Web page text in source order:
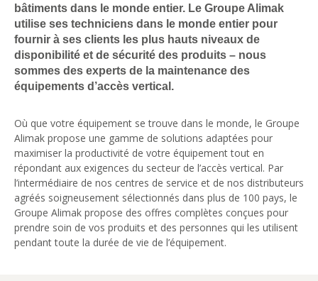
bâtiments dans le monde entier. Le Groupe Alimak
utilise ses techniciens dans le monde entier pour
fournir à ses clients les plus hauts niveaux de
disponibilité et de sécurité des produits – nous
sommes des experts de la maintenance des
équipements d’accès vertical.
Où que votre équipement se trouve dans le monde, le Groupe
Alimak propose une gamme de solutions adaptées pour
maximiser la productivité de votre équipement tout en
répondant aux exigences du secteur de l’accès vertical. Par
l’intermédiaire de nos centres de service et de nos distributeurs
agréés soigneusement sélectionnés dans plus de 100 pays, le
Groupe Alimak propose des offres complètes conçues pour
prendre soin de vos produits et des personnes qui les utilisent
pendant toute la durée de vie de l’équipement.